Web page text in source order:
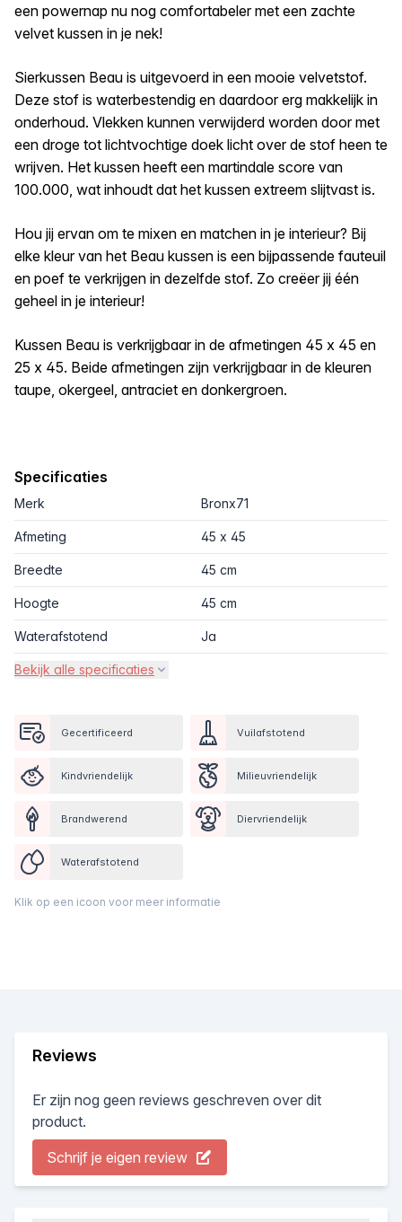
een powernap nu nog comfortabeler met een zachte
velvet kussen in je nek!
Sierkussen Beau is uitgevoerd in een mooie velvetstof.
Deze stof is waterbestendig en daardoor erg makkelijk in
onderhoud. Vlekken kunnen verwijderd worden door met
een droge tot lichtvochtige doek licht over de stof heen te
wrijven. Het kussen heeft een martindale score van
100.000, wat inhoudt dat het kussen extreem slijtvast is.
Hou jij ervan om te mixen en matchen in je interieur? Bij
elke kleur van het Beau kussen is een bijpassende fauteuil
en poef te verkrijgen in dezelfde stof. Zo creëer jij één
geheel in je interieur!
Kussen Beau is verkrijgbaar in de afmetingen 45 x 45 en
25 x 45. Beide afmetingen zijn verkrijgbaar in de kleuren
taupe, okergeel, antraciet en donkergroen.
Specificaties
Merk Bronx71
Afmeting 45 x 45
Breedte 45 cm
Hoogte 45 cm
Waterafstotend Ja
Bekijk alle specificaties
Gecertificeerd Vuilafstotend
Kindvriendelijk Milieuvriendelijk
Brandwerend Diervriendelijk
Waterafstotend
Klik op een icoon voor meer informatie
Reviews
Er zijn nog geen reviews geschreven over dit
product.
Schrijf je eigen review